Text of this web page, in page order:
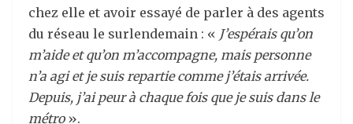
chez elle et avoir essayé de parler à des agents
du réseau le surlendemain : « J’espérais qu’on
m’aide et qu’on m’accompagne, mais personne
n’a agi et je suis repartie comme j’étais arrivée.
Depuis, j’ai peur à chaque fois que je suis dans le
métro».